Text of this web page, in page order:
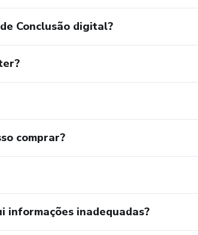
Conclusão digital?
comprar?
informações inadequadas?